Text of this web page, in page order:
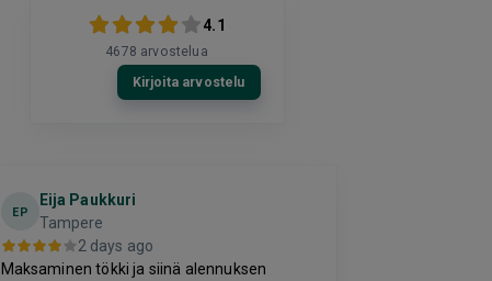
4.1
4678 arvostelua
Kirjoita arvostelu
EP
Eija Paukkuri
Tampere
2 days ago
Maksaminen tökki ja siinä alennuksen